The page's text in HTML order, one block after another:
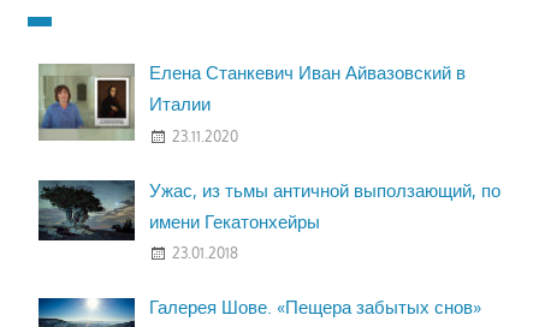
Елена Станкевич Иван Айвазовский в
Италии
23.11.2020
Ужас, из тьмы античной выползающий, по
имени Гекатонхейры
23.01.2018
Галерея Шове. «Пещера забытых снов»